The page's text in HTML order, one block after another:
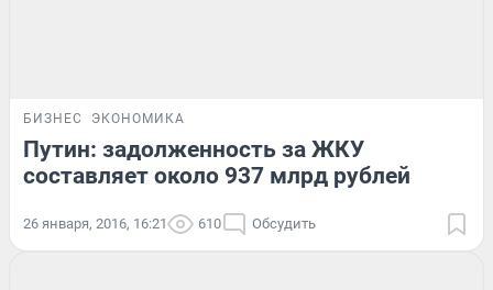
БИЗНЕС ЭКОНОМИКА
Путин: задолженность за ЖКУ
составляет около 937 млрд рублей
26 января, 2016, 16:21 610 Обсудить